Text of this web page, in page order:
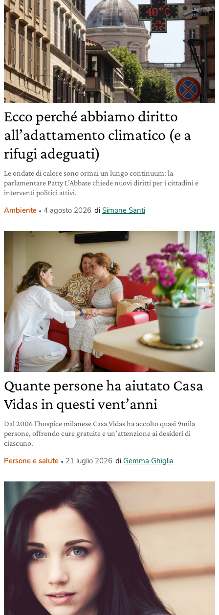
Ecco perché abbiamo diritto
all’adattamento climatico (e a
rifugi adeguati)
Le ondate di calore sono ormai un lungo continuum: la
parlamentare Patty L’Abbate chiede nuovi diritti per i cittadini e
interventi politici attivi.
Ambiente 4 agosto 2026 di Simone Santi
Quante persone ha aiutato Casa
Vidas in questi vent’anni
Dal 2006 l’hospice milanese Casa Vidas ha accolto quasi 9mila
persone, offrendo cure gratuite e un’attenzione ai desideri di
ciascuno.
Persone e salute 21 luglio 2026 di Gemma Ghiglia